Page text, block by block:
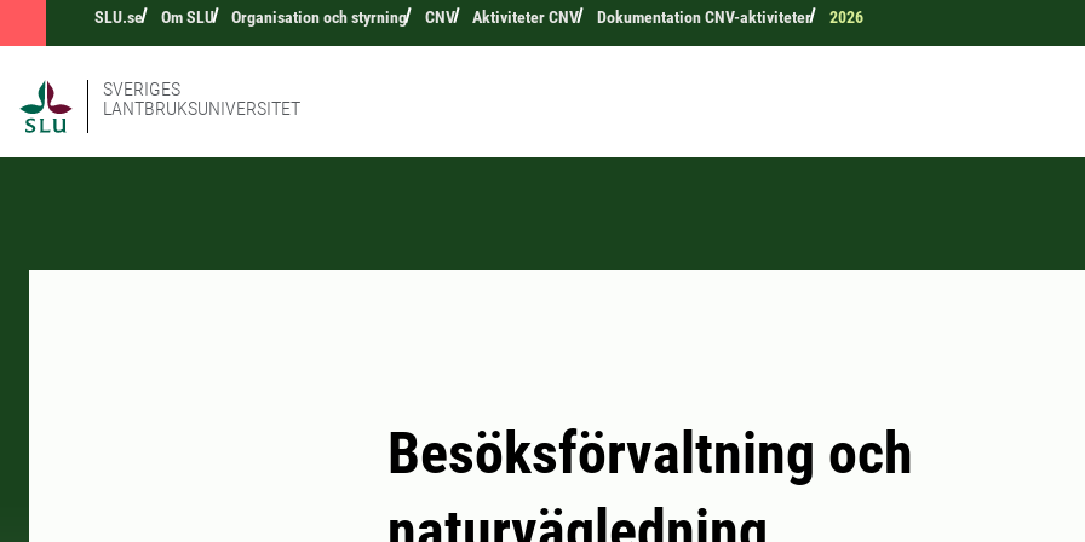
SLU.se Om SLU Organisation och styrning CNV Aktiviteter CNV Dokumentation CNV-aktiviteter 2026
SVERIGES
LANTBRUKSUNIVERSITET
Besöksförvaltning och